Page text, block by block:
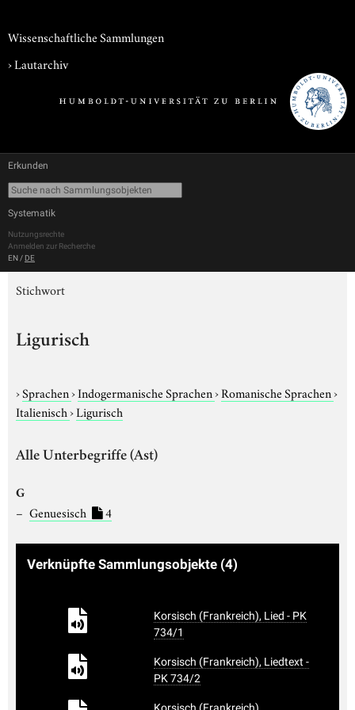
Wissenschaftliche Sammlungen
›Lautarchiv
Erkunden
Systematik
Nutzungsrechte
Anmelden zur Recherche
EN / DE
Stichwort
Ligurisch
›Sprachen›Indogermanische Sprachen›Romanische Sprachen›
Italienisch›Ligurisch
Alle Unterbegriffe (Ast)
G
Genuesisch 4
Verknüpfte Sammlungsobjekte (4)
Korsisch (Frankreich), Lied - PK
734/1
Korsisch (Frankreich), Liedtext -
PK 734/2
Korsisch (Frankreich),